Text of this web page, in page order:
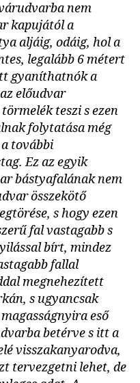
nem
kapujától a
aljáig, odáig, hol a
legalább 6 métert
gyaníthatnók a
előudvar
teszi s ezen
folytatása még
további
Ez az egyik
bástyafalának nem
összekötő
s hogy ezen
fal vastagabb s
bírt, mindez
fallal
megnehezített
s ugyancsak
eső
betérve s itt a
visszakanyarodva,
tervezgetni lehet, de